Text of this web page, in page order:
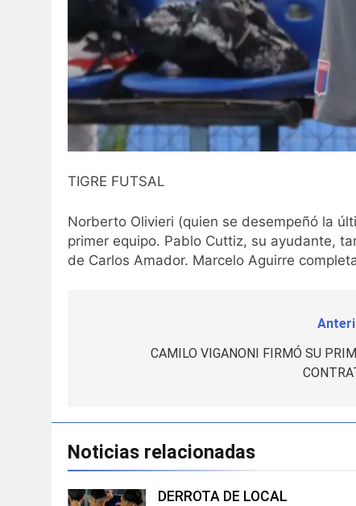
TIGRE FUTSAL
Norberto Olivieri (quien se desempeñó la
primer equipo. Pablo Cuttiz, su ayudante,
de Carlos Amador. Marcelo Aguirre
CAMILO VIGANONI FIRMÓ SU
Noticias relacionadas
DERROTA DE LOCAL